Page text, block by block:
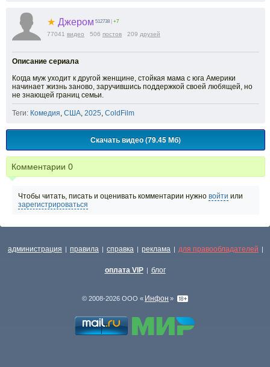
★ Джером 512738 +7
77041 видео 506 постов 209 друзей
Описание сериала
Когда муж уходит к другой женщине, стойкая мама с юга Америки
начинает жизнь заново, заручившись поддержкой своей любящей, но
не знающей границ семьи.
Теги: Комедия, США, 2025, ColdFilm
Скачать видео (79.45 Мб)
Комментарии 0
Чтобы читать, писать и оценивать комментарии нужно войти или
зарегистрироваться
администрация | правила | справка | реклама | для правообладателей |
оплата VIP | блог
© 2008-2026 ООО « Инфон »